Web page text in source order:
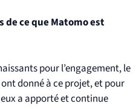
de ce que Matomo est
pour l’engagement, le
donné à ce projet, et pour
a apporté et continue